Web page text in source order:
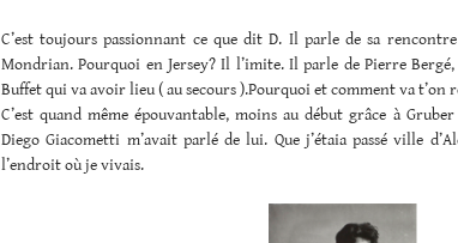
C’est toujours passionnant ce que dit D. Il parle de sa
Mondrian. Pourquoi en Jersey? Il l’imite. Il parle de Pierre
Buffet qui va avoir lieu ( au secours ).Pourquoi et comment va t’on
C’est quand même épouvantable, moins au début grâce à
Diego Giacometti m’avait parlé de lui. Que j’étaia passé ville
l’endroit où je vivais.